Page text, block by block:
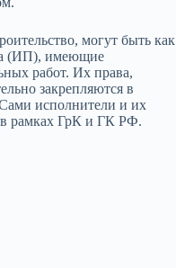
могут быть как
(ИП), имеющие
работ. Их права,
закрепляются в
исполнители и их
в рамках ГрК и ГК РФ.